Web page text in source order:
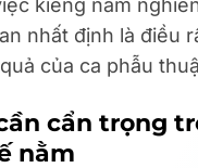
kiêng nằm
nhất định là điều
của ca phẫu
cẩn trọng
nằm